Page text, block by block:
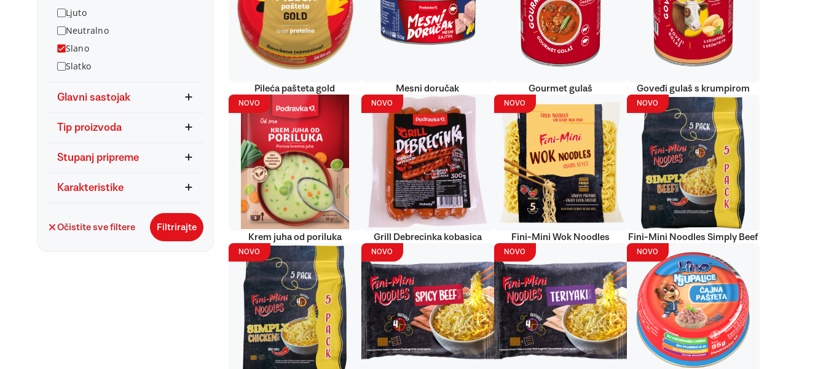
Ljuto
Neutralno
Slano
Slatko
Glavni sastojak
Tip proizvoda
Stupanj pripreme
Karakteristike
Očistite sve filtere Filtrirajte
Pileća pašteta gold Mesni doručak Gourmet gulaš Goveđi gulaš s krumpirom
NOVO
Krem juha od poriluka
NOVO
Grill Debrecinka kobasica
NOVO
Fini-Mini Wok Noodles
NOVO
Fini-Mini Noodles Simply Beef
NOVO NOVO NOVO NOVO